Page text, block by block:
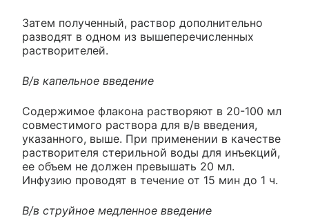
Затем полученный, раствор дополнительно
разводят в одном из вышеперечисленных
растворителей.
В/в капельное введение
Содержимое флакона растворяют в 20-100 мл
совместимого раствора для в/в введения,
указанного, выше. При применении в качестве
растворителя стерильной воды для инъекций,
ее объем не должен превышать 20 мл.
Инфузию проводят в течение от 15 мин до 1 ч.
В/в струйное медленное введение